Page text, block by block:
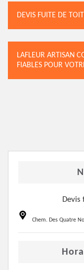
DEVIS FUITE DE
LAFLEUR ARTISAN
FIABLES POUR
Chem. Des Quatre